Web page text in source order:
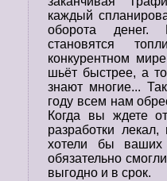
каждый
оборота денег.
становятся
конкурентном
шьёт быстрее, а
знают многие...
году всем нам
Когда вы ждете
разработки
хотели бы
обязательно
выгодно и в срок.